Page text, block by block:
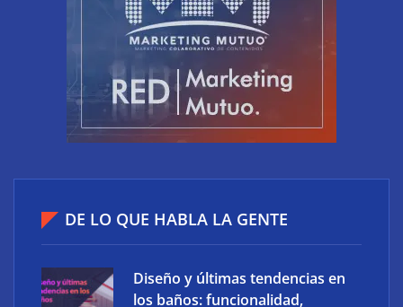
flotas comerciales en España
DE LO QUE HABLA LA GENTE
Diseño y últimas tendencias en
los baños: funcionalidad,